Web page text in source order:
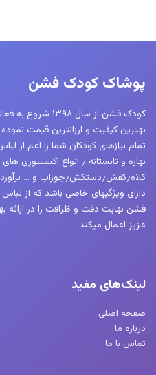
باشد.
ها
است
در
صفحه
محصول
انتخاب
شوند
پوشاک کودک فشن
کودک فشن از سال
بهترین کیفیت و ارزانترین قیمت
بهاره و تابستانه ٫ انواع
دارای ویژگیهای خاصی باشد که از
فشن نهایت دقت و ظرافت را در ارائه
عزیز اعمال میکند.
لینک‌های مفید
صفحه اصلی
درباره ما
تماس با ما